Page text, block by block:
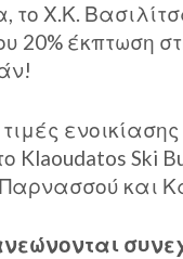
το Χ.Κ.
20% έκπτωση
τιμές
Ski
και